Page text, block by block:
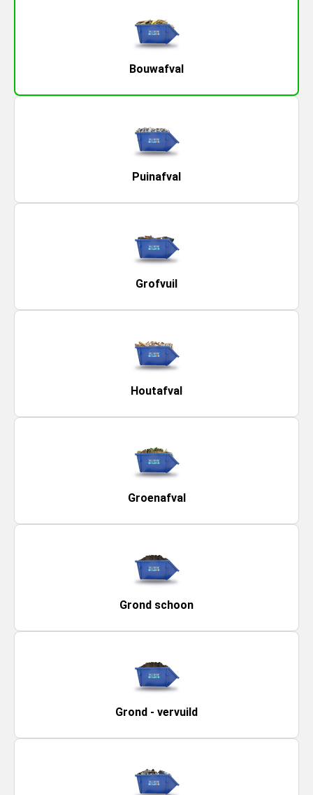
Bouwafval
Puinafval
Grofvuil
Houtafval
Groenafval
Grond schoon
Grond - vervuild